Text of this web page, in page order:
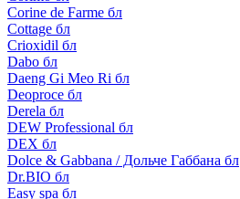
Corine de Farme бл
Cottage бл
Crioxidil бл
Dabo бл
Daeng Gi Meo Ri бл
Deoproce бл
Derela бл
DEW Professional бл
DEX бл
Dolce & Gabbana / Дольче Габбана бл
Dr.BIO бл
Easy spa бл